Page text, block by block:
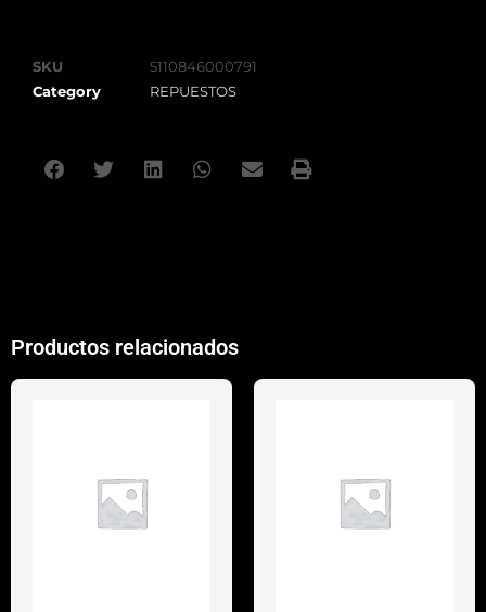
SKU
5110846000791
Category
REPUESTOS
Productos relacionados